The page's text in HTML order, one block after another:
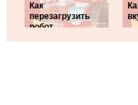
Как
перезагрузить
робот